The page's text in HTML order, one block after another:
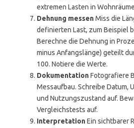
extremen Lasten in
Dehnung messenMiss die
definierten Last, zum Beispiel
Berechne die Dehnung in
minus Anfangslänge) geteilt
100. Notiere die Werte.
DokumentationFotografiere
Messaufbau. Schreibe Datum,
und Nutzungszustand auf.
Vergleichstests auf.
InterpretationEin sichtbarer